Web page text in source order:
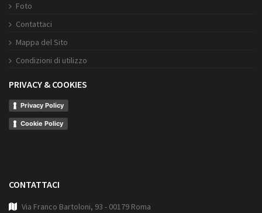
Foto
Contattaci
Mappa del Sito
Condizioni di utilizzo
PRIVACY & COOKIES
Privacy Policy
Cookie Policy
CONTATTACI
Via Franco Bartoloni, 93 - 00179 Roma